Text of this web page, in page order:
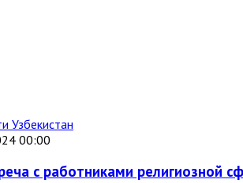
Узбекистан
00:00
с работниками религиозной